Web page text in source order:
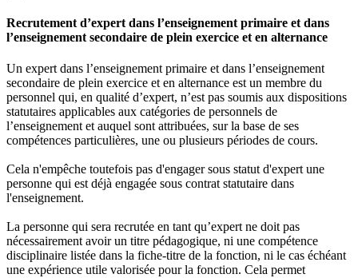
Recrutement d’expert dans l’enseignement primaire et dans
l’enseignement secondaire de plein exercice et en alternance
Un expert dans l’enseignement primaire et dans l’enseignement
secondaire de plein exercice et en alternance est un membre du
personnel qui, en qualité d’expert, n’est pas soumis aux dispositions
statutaires applicables aux catégories de personnels de
l’enseignement et auquel sont attribuées, sur la base de ses
compétences particulières, une ou plusieurs périodes de cours.
Cela n'empêche toutefois pas d'engager sous statut d'expert une
personne qui est déjà engagée sous contrat statutaire dans
l'enseignement.
La personne qui sera recrutée en tant qu’expert ne doit pas
nécessairement avoir un titre pédagogique, ni une compétence
disciplinaire listée dans la fiche-titre de la fonction, ni le cas échéant
une expérience utile valorisée pour la fonction. Cela permet